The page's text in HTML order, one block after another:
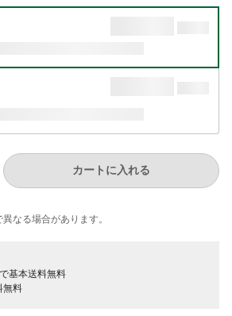
カートに入れる
なる​場合が​あります。
基本送料無料
無料